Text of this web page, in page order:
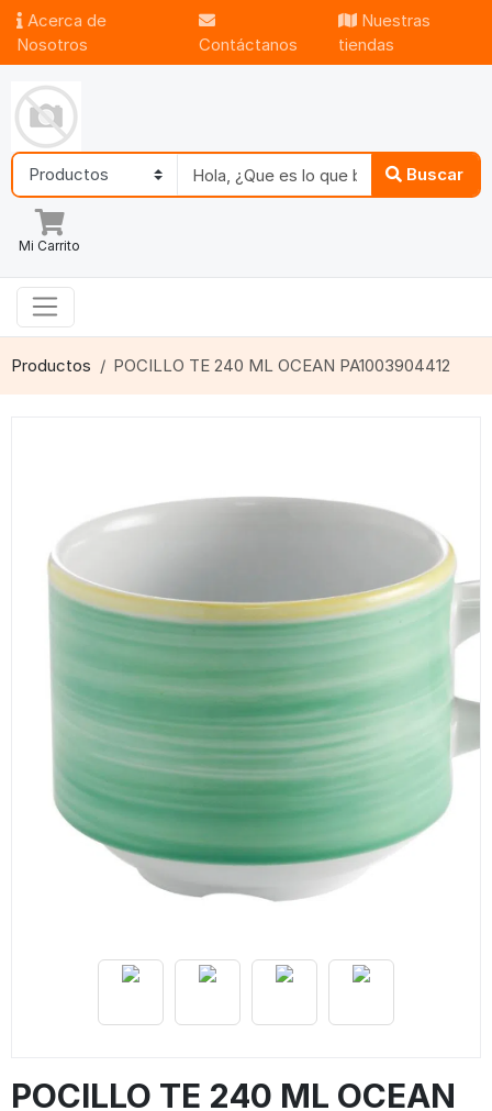
Acerca de
Nosotros
Contáctanos
Nuestras
tiendas
Buscar
Mi Carrito
Productos POCILLO TE 240 ML OCEAN PA1003904412
POCILLO TE 240 ML OCEAN